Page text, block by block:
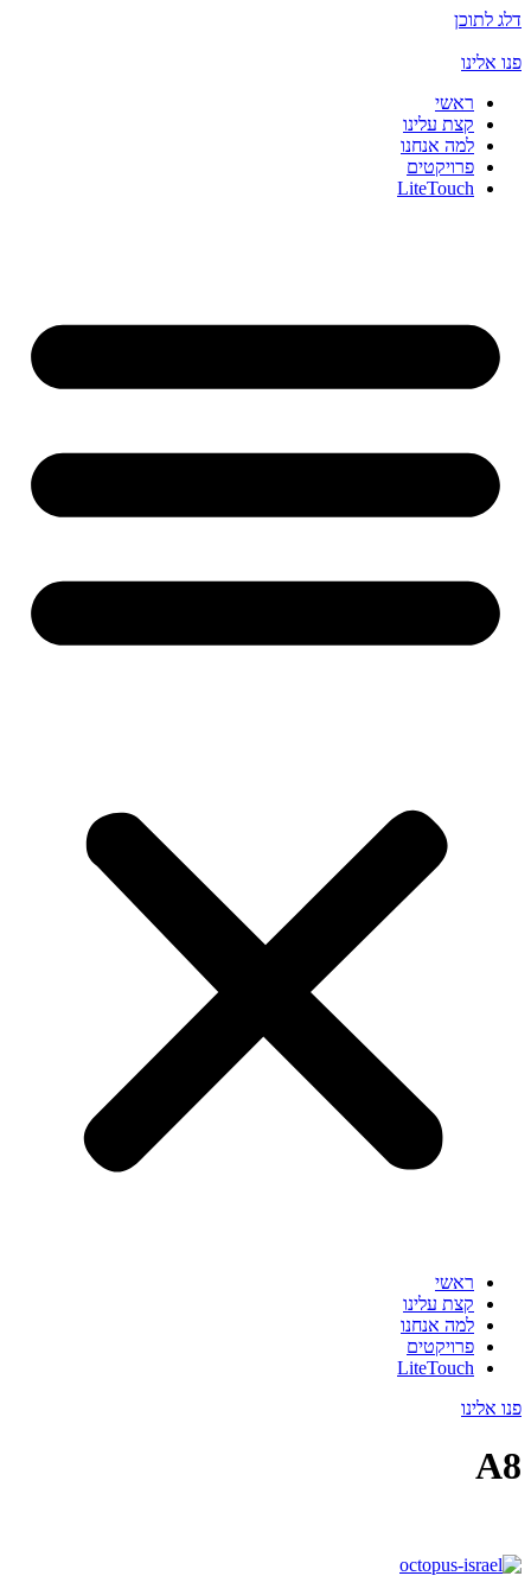
דלג לתוכן
פנו אלינו
ראשי
קצת עלינו
למה אנחנו
פרויקטים
LiteTouch
ראשי
קצת עלינו
למה אנחנו
פרויקטים
LiteTouch
פנו אלינו
A8